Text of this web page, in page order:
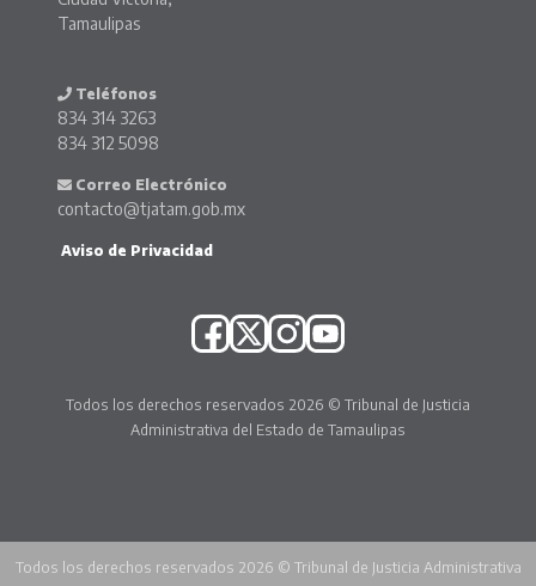
Tamaulipas
Teléfonos
834 314 3263
834 312 5098
Correo Electrónico
contacto@tjatam.gob.mx
Aviso de Privacidad
Todos los derechos reservados 2026 © Tribunal de Justicia
Administrativa del Estado de Tamaulipas
Todos los derechos reservados 2026 © Tribunal de Justicia Administrativa